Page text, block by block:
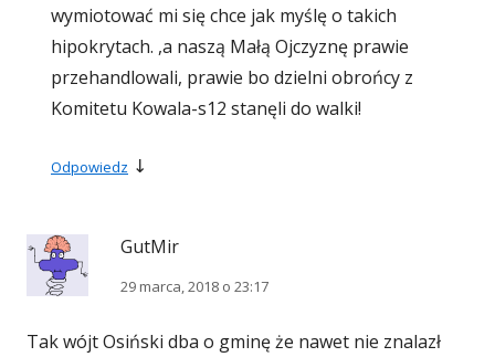
wymiotować mi się chce jak myślę o takich
hipokrytach. ,a naszą Małą Ojczyznę prawie
przehandlowali, prawie bo dzielni obrońcy z
Komitetu Kowala-s12 stanęli do walki!
Odpowiedz ↓
GutMir
29 marca, 2018 o 23:17
Tak wójt Osiński dba o gminę że nawet nie znalazł